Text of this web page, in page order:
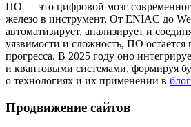
ПО — это цифровой мозг
железо в инструмент. От ENIAC до
автоматизирует, анализирует и
уязвимости и сложность, ПО
прогресса. В 2025 году оно
и квантовыми системами, формируя
о технологиях и их применении в
Продвижение сайтов